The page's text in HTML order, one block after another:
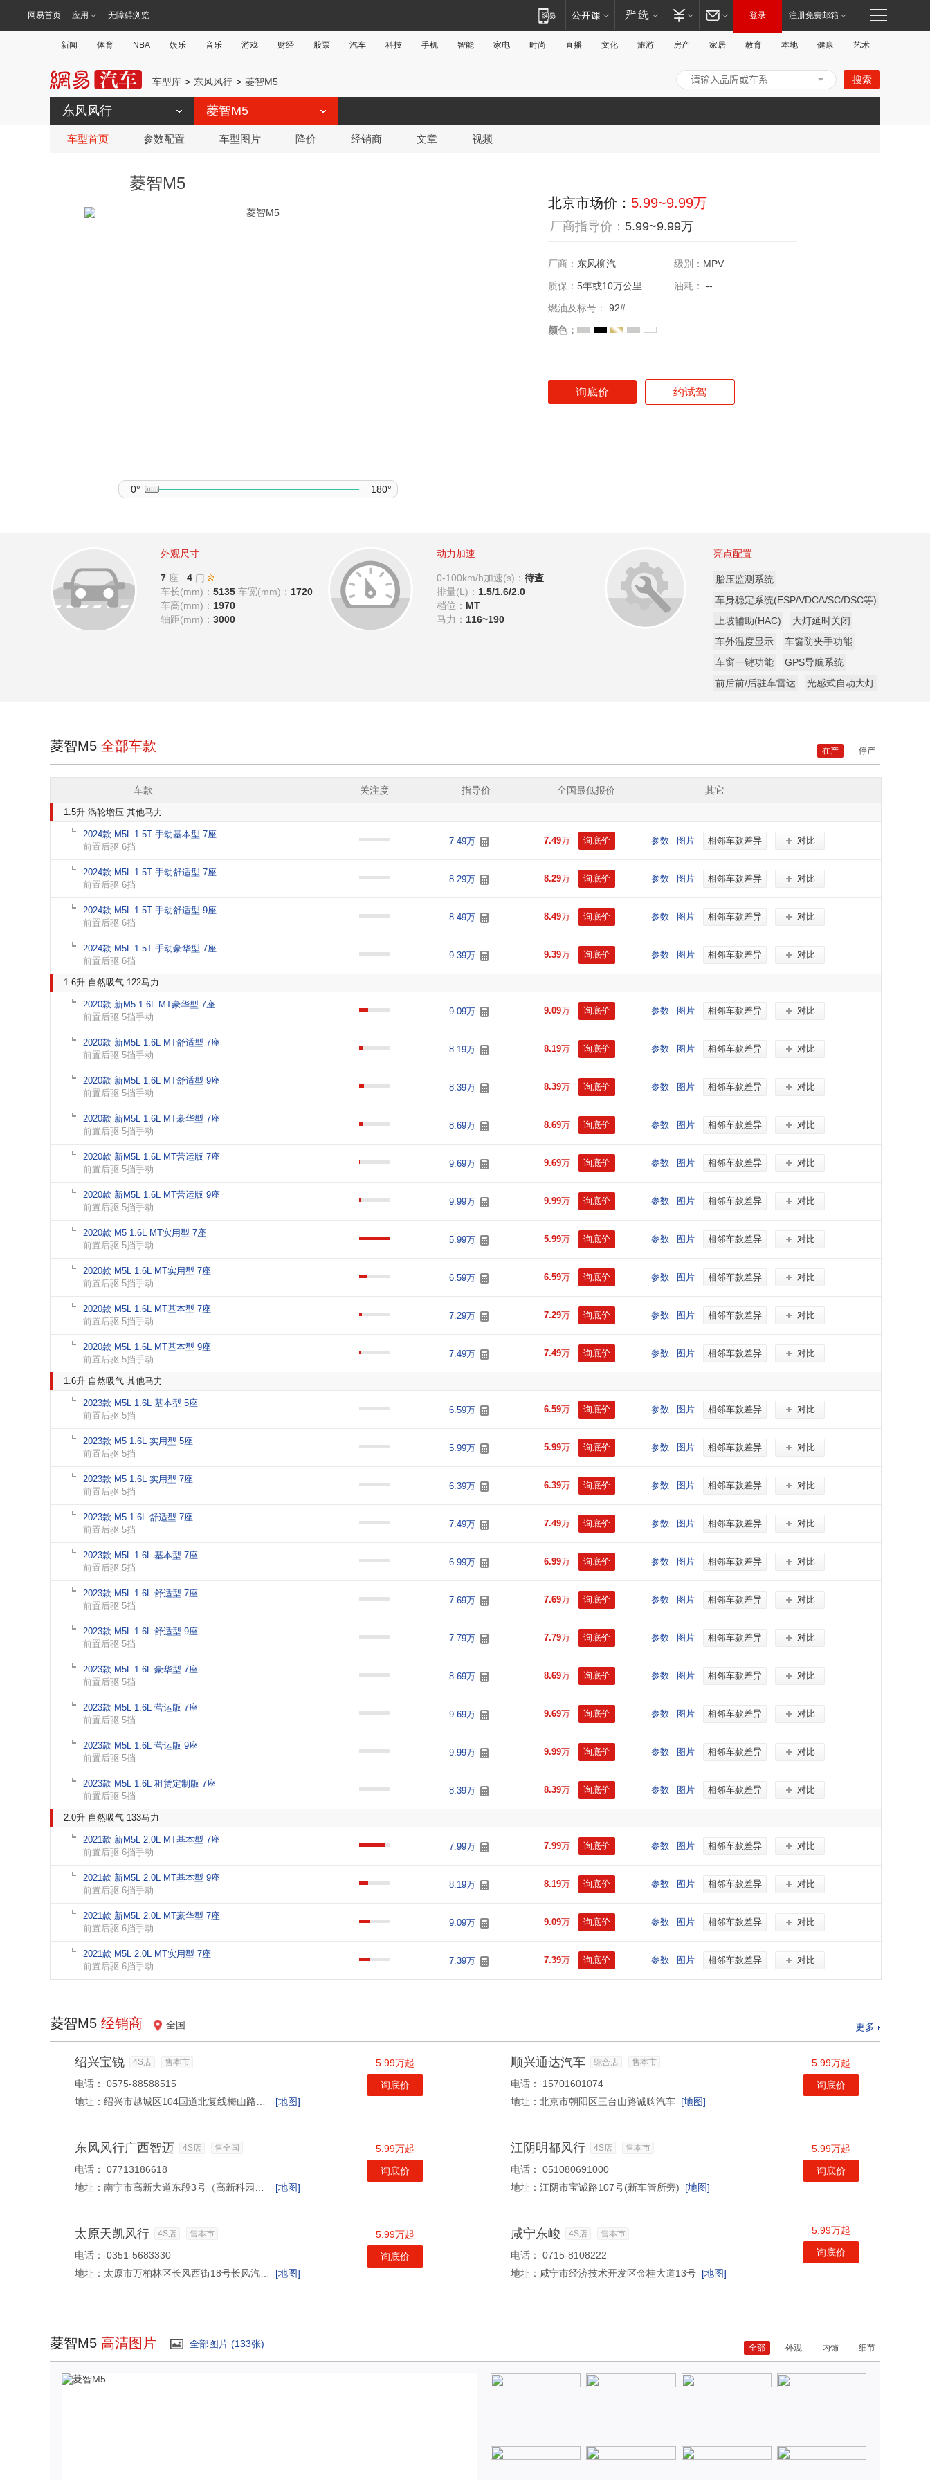
网易首页 应用 无障碍浏览 登录 注册免费邮箱
新闻 体育 NBA 娱乐 音乐 游戏 财经 股票 汽车 科技 手机 智能 家电 时尚 直播 文化 旅游 房产 家居 教育 本地 健康 艺术
车型库 东风风行 菱智M5 搜索
东风风行 菱智M5
车型首页 参数配置 车型图片 降价 经销商 文章 视频
菱智M5
0° 180°
北京市场价： 5.99~9.99万
厂商指导价： 5.99~9.99万
厂商： 东风柳汽 级别： MPV
质保： 5年或10万公里 油耗：
--
燃油及标号：
92#
颜色：
询底价 约试驾
外观尺寸
7座 4门
车长(mm)： 5135车宽(mm)： 1720
车高(mm)： 1970
轴距(mm)： 3000
动力加速
0-100km/h加速(s)：待查
排量(L)： 1.5/1.6/2.0
档位： MT
马力： 116~190
亮点配置
胎压监测系统
车身稳定系统(ESP/VDC/VSC/DSC等)
上坡辅助(HAC)
大灯延时关闭
车外温度显示
车窗防夹手功能
车窗一键功能
GPS导航系统
前后前/后驻车雷达
光感式自动大灯
菱智M5 全部车款 在产 停产
车款 关注度 指导价 全国最低报价 其它
1.5升 涡轮增压 其他马力
2024款 M5L 1.5T 手动基本型 7座
前置后驱 6挡
7.49万 7.49万 询底价 参数 图片 相邻车款差异 对比
2024款 M5L 1.5T 手动舒适型 7座
前置后驱 6挡
8.29万 8.29万 询底价 参数 图片 相邻车款差异 对比
2024款 M5L 1.5T 手动舒适型 9座
前置后驱 6挡
8.49万 8.49万 询底价 参数 图片 相邻车款差异 对比
2024款 M5L 1.5T 手动豪华型 7座
前置后驱 6挡
9.39万 9.39万 询底价 参数 图片 相邻车款差异 对比
1.6升 自然吸气 122马力
2020款 新M5 1.6L MT豪华型 7座
前置后驱 5挡手动
9.09万 9.09万 询底价 参数 图片 相邻车款差异 对比
2020款 新M5L 1.6L MT舒适型 7座
前置后驱 5挡手动
8.19万 8.19万 询底价 参数 图片 相邻车款差异 对比
2020款 新M5L 1.6L MT舒适型 9座
前置后驱 5挡手动
8.39万 8.39万 询底价 参数 图片 相邻车款差异 对比
2020款 新M5L 1.6L MT豪华型 7座
前置后驱 5挡手动
8.69万 8.69万 询底价 参数 图片 相邻车款差异 对比
2020款 新M5L 1.6L MT营运版 7座
前置后驱 5挡手动
9.69万 9.69万 询底价 参数 图片 相邻车款差异 对比
2020款 新M5L 1.6L MT营运版 9座
前置后驱 5挡手动
9.99万 9.99万 询底价 参数 图片 相邻车款差异 对比
2020款 M5 1.6L MT实用型 7座
前置后驱 5挡手动
5.99万 5.99万 询底价 参数 图片 相邻车款差异 对比
2020款 M5L 1.6L MT实用型 7座
前置后驱 5挡手动
6.59万 6.59万 询底价 参数 图片 相邻车款差异 对比
2020款 M5L 1.6L MT基本型 7座
前置后驱 5挡手动
7.29万 7.29万 询底价 参数 图片 相邻车款差异 对比
2020款 M5L 1.6L MT基本型 9座
前置后驱 5挡手动
7.49万 7.49万 询底价 参数 图片 相邻车款差异 对比
1.6升 自然吸气 其他马力
2023款 M5L 1.6L 基本型 5座
前置后驱 5挡
6.59万 6.59万 询底价 参数 图片 相邻车款差异 对比
2023款 M5 1.6L 实用型 5座
前置后驱 5挡
5.99万 5.99万 询底价 参数 图片 相邻车款差异 对比
2023款 M5 1.6L 实用型 7座
前置后驱 5挡
6.39万 6.39万 询底价 参数 图片 相邻车款差异 对比
2023款 M5 1.6L 舒适型 7座
前置后驱 5挡
7.49万 7.49万 询底价 参数 图片 相邻车款差异 对比
2023款 M5L 1.6L 基本型 7座
前置后驱 5挡
6.99万 6.99万 询底价 参数 图片 相邻车款差异 对比
2023款 M5L 1.6L 舒适型 7座
前置后驱 5挡
7.69万 7.69万 询底价 参数 图片 相邻车款差异 对比
2023款 M5L 1.6L 舒适型 9座
前置后驱 5挡
7.79万 7.79万 询底价 参数 图片 相邻车款差异 对比
2023款 M5L 1.6L 豪华型 7座
前置后驱 5挡
8.69万 8.69万 询底价 参数 图片 相邻车款差异 对比
2023款 M5L 1.6L 营运版 7座
前置后驱 5挡
9.69万 9.69万 询底价 参数 图片 相邻车款差异 对比
2023款 M5L 1.6L 营运版 9座
前置后驱 5挡
9.99万 9.99万 询底价 参数 图片 相邻车款差异 对比
2023款 M5L 1.6L 租赁定制版 7座
前置后驱 5挡
8.39万 8.39万 询底价 参数 图片 相邻车款差异 对比
2.0升 自然吸气 133马力
2021款 新M5L 2.0L MT基本型 7座
前置后驱 6挡手动
7.99万 7.99万 询底价 参数 图片 相邻车款差异 对比
2021款 新M5L 2.0L MT基本型 9座
前置后驱 6挡手动
8.19万 8.19万 询底价 参数 图片 相邻车款差异 对比
2021款 新M5L 2.0L MT豪华型 7座
前置后驱 6挡手动
9.09万 9.09万 询底价 参数 图片 相邻车款差异 对比
2021款 M5L 2.0L MT实用型 7座
前置后驱 6挡手动
7.39万 7.39万 询底价 参数 图片 相邻车款差异 对比
菱智M5 经销商 全国 更多
绍兴宝锐 4S店 售本市
电话：
0575-88588515
地址：
[地图]
5.99万起
询底价
顺兴通达汽车 综合店 售本市
电话：
15701601074
地址： 北京市朝阳区三台山路诚购汽车 [地图]
5.99万起
询底价
东风风行广西智迈 4S店 售全国
电话：
07713186618
地址：
[地图]
5.99万起
询底价
江阴明都风行 4S店 售本市
电话：
051080691000
地址： 江阴市宝诚路107号(新车管所旁) [地图]
5.99万起
询底价
太原天凯风行 4S店 售本市
电话：
0351-5683330
地址：
[地图]
5.99万起
询底价
咸宁东峻 4S店 售本市
电话：
0715-8108222
地址： 咸宁市经济技术开发区金桂大道13号 [地图]
5.99万起
询底价
菱智M5 高清图片 全部图片 (133张) 全部 外观 内饰 细节